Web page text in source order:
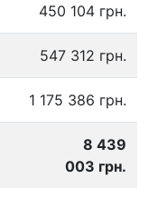
450 104 грн.
547 312 грн.
1 175 386 грн.
8 439
003 грн.